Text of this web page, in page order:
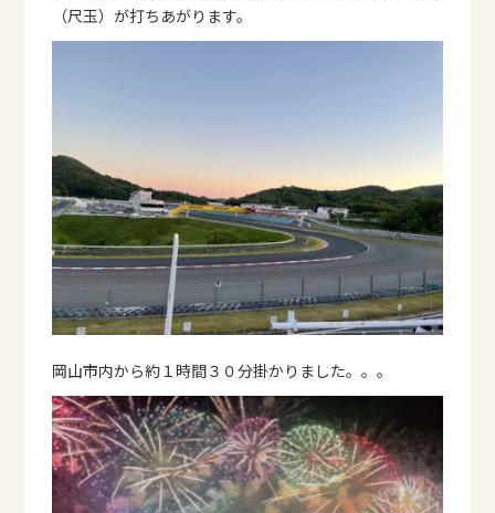
（尺玉）が打ちあがります。
岡山市内から約１時間３０分掛かりました。。。